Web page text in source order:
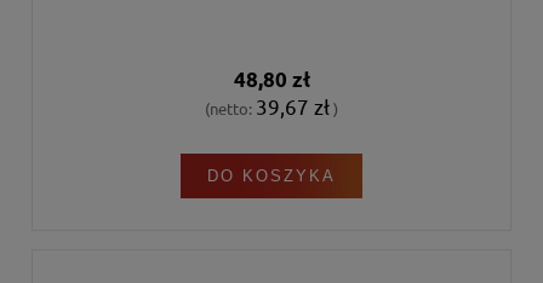
48,80 zł
(netto: 39,67 zł)
DO KOSZYKA